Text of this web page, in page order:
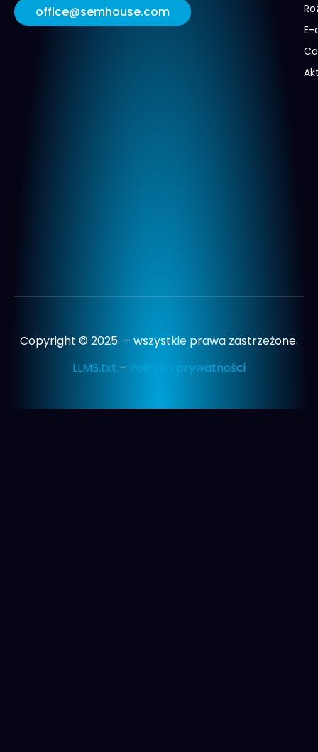
office@semhouse.com
Copyright © 2025 – wszystkie prawa zastrzeżone.
LLMS.txt – Polityka prywatności